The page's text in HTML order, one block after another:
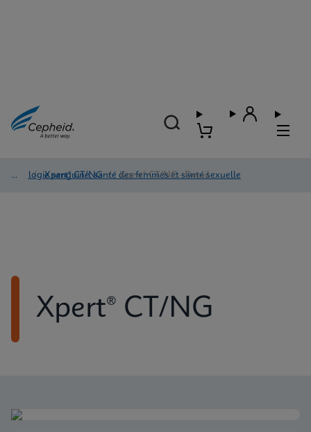
Virologie sanguine, santé des femmes et santé sexuelle
/ Xpert® CT/NG / Xpert® CT/NG - Detail
Xpert® CT/NG